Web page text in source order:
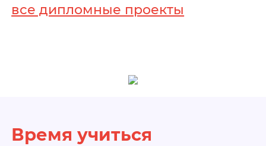
все дипломные проекты
Время учиться